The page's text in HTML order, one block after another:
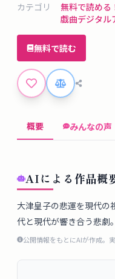
タ
ベ
ー
ス
掲
板
ー
ブ
ロ
グ
カテゴリ
無料で読める
戯曲デジタル
無料で読む
概要 みんなの声
AIによる作品概
大津皇子の悲運を現代の
代と現代が響き合う悲劇。
公開情報をもとにAIが作成。